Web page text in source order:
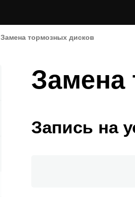
Замена тормозных дисков
Замена
Запись на